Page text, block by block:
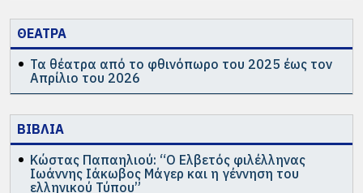
ΘΕΑΤΡΑ
Τα θέατρα από το φθινόπωρο του 2025 έως τον
Απρίλιο του 2026
ΒΙΒΛΙΑ
Κώστας Παπαηλιού: “Ο Ελβετός φιλέλληνας
Ιωάννης Ιάκωβος Μάγερ και η γέννηση του
ελληνικού Τύπου”